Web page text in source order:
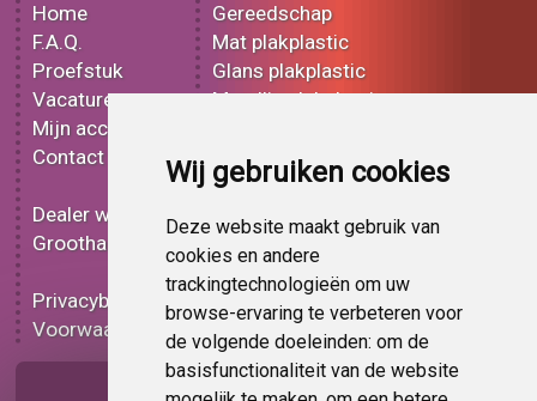
Wij gebruiken cookies
Deze website maakt gebruik van
cookies en andere
trackingtechnologieën om uw
browse-ervaring te verbeteren voor
de volgende doeleinden: om de
basisfunctionaliteit van de website
Home
F.A.Q.
Proefstuk
Vacatures
Mijn account
Contact
Dealer worden
Groothandel
Privacybeleid
Voorwaarden
Gereedschap
Mat plakplastic
Glans plakplastic
Metallic plakplastic
Effect plakplastic
Bedrukt plakplastic
Carbon plakplastic
Lampen folie
Functionele folie
Plakplastic korting
Op bestelling
Pagina delen